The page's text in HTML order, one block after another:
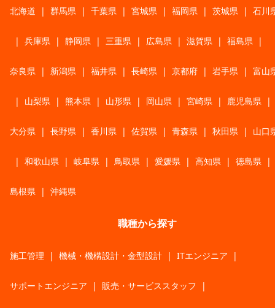
北海道 | 群馬県 | 千葉県 | 宮城県 | 福岡県 | 茨城県 | 石川
| 兵庫県 | 静岡県 | 三重県 | 広島県 | 滋賀県 | 福島県 |
奈良県 | 新潟県 | 福井県 | 長崎県 | 京都府 | 岩手県 | 富山
| 山梨県 | 熊本県 | 山形県 | 岡山県 | 宮崎県 | 鹿児島県 |
大分県 | 長野県 | 香川県 | 佐賀県 | 青森県 | 秋田県 | 山口
| 和歌山県 | 岐阜県 | 鳥取県 | 愛媛県 | 高知県 | 徳島県 |
島根県 | 沖縄県
職種から探す
施工管理 | 機械・機構設計・金型設計 | ITエンジニア |
サポートエンジニア | 販売・サービススタッフ |